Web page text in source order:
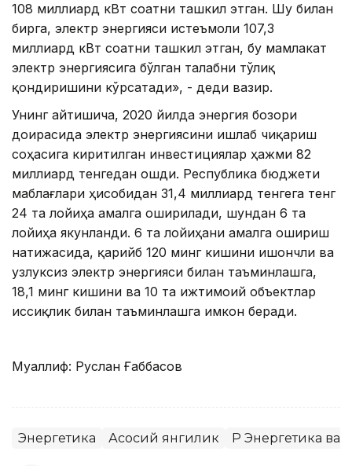
108 миллиард кВт соатни ташкил этган. Шу билан
бирга, электр энергияси истеъмоли 107,3 ​​
миллиард кВт соатни ташкил этган, бу мамлакат
электр энергиясига бўлган талабни тўлиқ
қондиришини кўрсатади», - деди вазир.
Унинг айтишича, 2020 йилда энергия бозори
доирасида электр энергиясини ишлаб чиқариш
соҳасига киритилган инвестициялар ҳажми 82
миллиард тенгедан ошди. Республика бюджети
маблағлари ҳисобидан 31,4 миллиард тенгега тенг
24 та лойиҳа амалга оширилади, шундан 6 та
лойиҳа якунланди. 6 та лойиҳани амалга ошириш
натижасида, қарийб 120 минг кишини ишончли ва
узлуксиз электр энергияси билан таъминлашга,
18,1 минг кишини ва 10 та ижтимоий объектлар
иссиқлик билан таъминлашга имкон беради.
Муаллиф: Руслан Ғаббасов
Энергетика Асосий янгилик ҚР Энергетика